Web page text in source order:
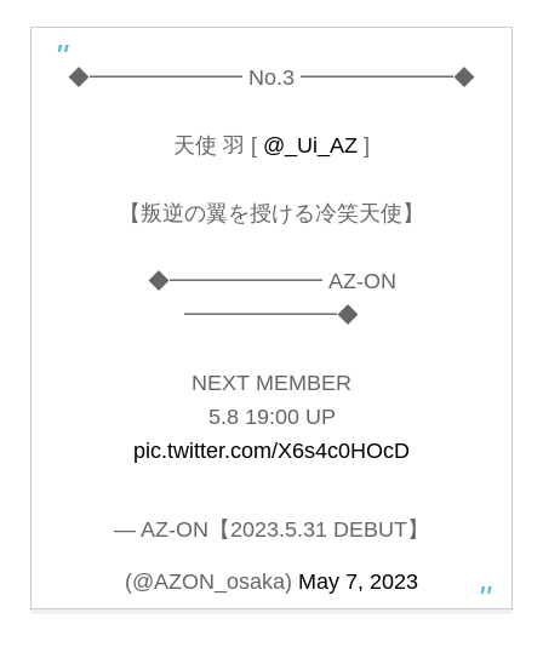
◆━━━━━━━ No.3 ━━━━━━━◆
天使 羽 [ @_Ui_AZ ]
【叛逆の翼を授ける冷笑天使】
◆━━━━━━━ AZ-ON
━━━━━━━◆
NEXT MEMBER
5.8 19:00 UP
pic.twitter.com/X6s4c0HOcD
— AZ-ON【2023.5.31 DEBUT】
(@AZON_osaka) May 7, 2023